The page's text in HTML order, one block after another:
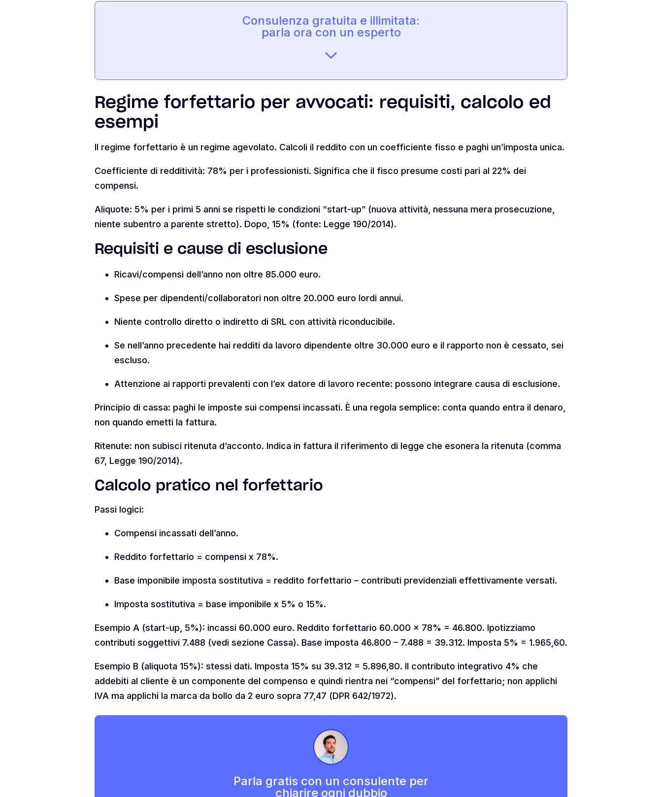
Consulenza gratuita e illimitata:
parla ora con un esperto
Regime forfettario per avvocati: requisiti, calcolo ed
esempi
Il regime forfettario è un regime agevolato. Calcoli il reddito con un coefficiente fisso e paghi un’imposta unica.
Coefficiente di redditività: 78% per i professionisti. Significa che il fisco presume costi pari al 22% dei
compensi.
Aliquote: 5% per i primi 5 anni se rispetti le condizioni “start-up” (nuova attività, nessuna mera prosecuzione,
niente subentro a parente stretto). Dopo, 15% (fonte: Legge 190/2014).
Requisiti e cause di esclusione
Ricavi/compensi dell’anno non oltre 85.000 euro.
Spese per dipendenti/collaboratori non oltre 20.000 euro lordi annui.
Niente controllo diretto o indiretto di SRL con attività riconducibile.
Se nell’anno precedente hai redditi da lavoro dipendente oltre 30.000 euro e il rapporto non è cessato, sei
escluso.
Attenzione ai rapporti prevalenti con l’ex datore di lavoro recente: possono integrare causa di esclusione.
Principio di cassa: paghi le imposte sui compensi incassati. È una regola semplice: conta quando entra il denaro,
non quando emetti la fattura.
Ritenute: non subisci ritenuta d’acconto. Indica in fattura il riferimento di legge che esonera la ritenuta (comma
67, Legge 190/2014).
Calcolo pratico nel forfettario
Passi logici:
Compensi incassati dell’anno.
Reddito forfettario = compensi x 78%.
Base imponibile imposta sostitutiva = reddito forfettario – contributi previdenziali effettivamente versati.
Imposta sostitutiva = base imponibile x 5% o 15%.
Esempio A (start-up, 5%): incassi 60.000 euro. Reddito forfettario 60.000 x 78% = 46.800. Ipotizziamo
contributi soggettivi 7.488 (vedi sezione Cassa). Base imposta 46.800 – 7.488 = 39.312. Imposta 5% = 1.965,60.
Esempio B (aliquota 15%): stessi dati. Imposta 15% su 39.312 = 5.896,80. Il contributo integrativo 4% che
addebiti al cliente è un componente del compenso e quindi rientra nei “compensi” del forfettario; non applichi
IVA ma applichi la marca da bollo da 2 euro sopra 77,47 (DPR 642/1972).
Parla gratis con un consulente per
chiarire ogni dubbio